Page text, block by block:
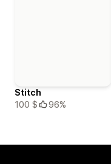
Stitch
100 $
96%